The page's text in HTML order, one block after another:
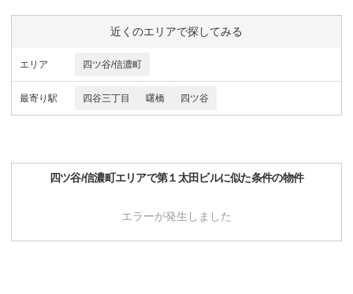
近くのエリアで探してみる
エリア 四ツ谷/信濃町
最寄り駅 四谷三丁目 曙橋 四ツ谷
四ツ谷/信濃町エリアで第１太田ビルに似た条件の物件
エラーが発生しました